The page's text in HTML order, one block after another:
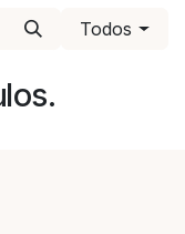
Todos